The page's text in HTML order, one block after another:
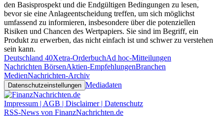
den Basisprospekt und die Endgültigen Bedingungen zu lesen,
bevor sie eine Anlageentscheidung treffen, um sich möglichst
umfassend zu informieren, insbesondere über die potenziellen
Risiken und Chancen des Wertpapiers. Sie sind im Begriff, ein
Produkt zu erwerben, das nicht einfach ist und schwer zu verstehen
sein kann.
Deutschland 40Xetra-OrderbuchAd hoc-Mitteilungen
Nachrichten BörsenAktien-EmpfehlungenBranchen
MedienNachrichten-Archiv
Datenschutzeinstellungen Mediadaten
Impressum | AGB | Disclaimer | Datenschutz
RSS-News von FinanzNachrichten.de